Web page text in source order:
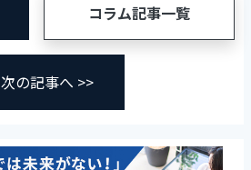
コラム記事一覧
次の記事へ >>